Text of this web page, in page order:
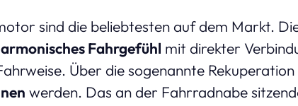
sind die beliebtesten auf dem Markt.
Fahrgefühl mit direkter
Über die sogenannte Rekuperation
werden. Das an der Fahrradnabe